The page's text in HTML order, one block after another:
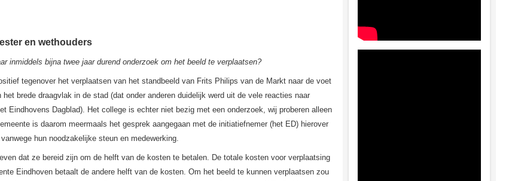
en wethouders
inmiddels bijna twee jaar durend onderzoek om het beeld te verplaatsen?
tegenover het verplaatsen van het standbeeld van Frits Philips van de Markt naar de voet
brede draagvlak in de stad (dat onder anderen duidelijk werd uit de vele reacties naar
Eindhovens Dagblad). Het college is echter niet bezig met een onderzoek, wij proberen alleen
is daarom meermaals het gesprek aangegaan met de initiatiefnemer (het ED) hierover
hun noodzakelijke steun en medewerking.
dat ze bereid zijn om de helft van de kosten te betalen. De totale kosten voor verplaatsing
Eindhoven betaalt de andere helft van de kosten. Om het beeld te kunnen verplaatsen zou